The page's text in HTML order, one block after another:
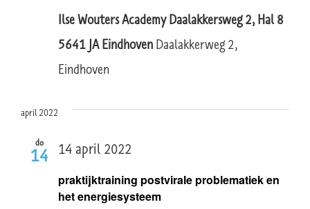
Ilse Wouters Academy Daalakkersweg 2, Hal 8
5641 JA Eindhoven Daalakkerweg 2,
Eindhoven
april 2022
do
14
praktijktraining postvirale problematiek en
het energiesysteem
14 april 2022